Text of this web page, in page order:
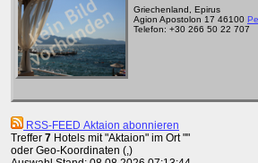
Griechenland, Epirus
Agion Apostolon 17 46100
Telefon: +30 266 50 22 707
RSS-FEED Aktaion abonnieren
Treffer 7 Hotels mit "Aktaion" im Ort ""
oder Geo-Koordinaten (,)